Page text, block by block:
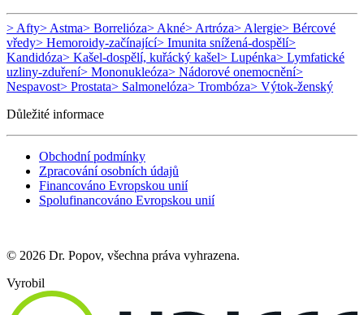
> Afty> Astma> Borrelióza> Akné> Artróza> Alergie> Bércové
vředy> Hemoroidy-začínající> Imunita snížená-dospělí>
Kandidóza> Kašel-dospělí, kuřácký kašel> Lupénka> Lymfatické
uzliny-zduření> Mononukleóza> Nádorové onemocnění>
Nespavost> Prostata> Salmonelóza> Trombóza> Výtok-ženský
Důležité informace
Obchodní podmínky
Zpracování osobních údajů
Financováno Evropskou unií
Spolufinancováno Evropskou unií
© 2026 Dr. Popov, všechna práva vyhrazena.
Vyrobil